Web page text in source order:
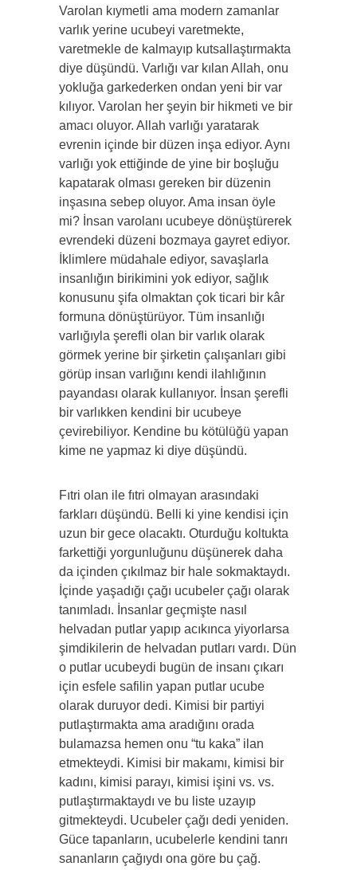
Varolan kıymetli ama modern zamanlar
varlık yerine ucubeyi varetmekte,
varetmekle de kalmayıp kutsallaştırmakta
diye düşündü. Varlığı var kılan Allah, onu
yokluğa garkederken ondan yeni bir var
kılıyor. Varolan her şeyin bir hikmeti ve bir
amacı oluyor. Allah varlığı yaratarak
evrenin içinde bir düzen inşa ediyor. Aynı
varlığı yok ettiğinde de yine bir boşluğu
kapatarak olması gereken bir düzenin
inşasına sebep oluyor. Ama insan öyle
mi? İnsan varolanı ucubeye dönüştürerek
evrendeki düzeni bozmaya gayret ediyor.
İklimlere müdahale ediyor, savaşlarla
insanlığın birikimini yok ediyor, sağlık
konusunu şifa olmaktan çok ticari bir kâr
formuna dönüştürüyor. Tüm insanlığı
varlığıyla şerefli olan bir varlık olarak
görmek yerine bir şirketin çalışanları gibi
görüp insan varlığını kendi ilahlığının
payandası olarak kullanıyor. İnsan şerefli
bir varlıkken kendini bir ucubeye
çevirebiliyor. Kendine bu kötülüğü yapan
kime ne yapmaz ki diye düşündü.
Fıtri olan ile fıtri olmayan arasındaki
farkları düşündü. Belli ki yine kendisi için
uzun bir gece olacaktı. Oturduğu koltukta
farkettiği yorgunluğunu düşünerek daha
da içinden çıkılmaz bir hale sokmaktaydı.
İçinde yaşadığı çağı ucubeler çağı olarak
tanımladı. İnsanlar geçmişte nasıl
helvadan putlar yapıp acıkınca yiyorlarsa
şimdikilerin de helvadan putları vardı. Dün
o putlar ucubeydi bugün de insanı çıkarı
için esfele safilin yapan putlar ucube
olarak duruyor dedi. Kimisi bir partiyi
putlaştırmakta ama aradığını orada
bulamazsa hemen onu “tu kaka” ilan
etmekteydi. Kimisi bir makamı, kimisi bir
kadını, kimisi parayı, kimisi işini vs. vs.
putlaştırmaktaydı ve bu liste uzayıp
gitmekteydi. Ucubeler çağı dedi yeniden.
Güce tapanların, ucubelerle kendini tanrı
sananların çağıydı ona göre bu çağ.